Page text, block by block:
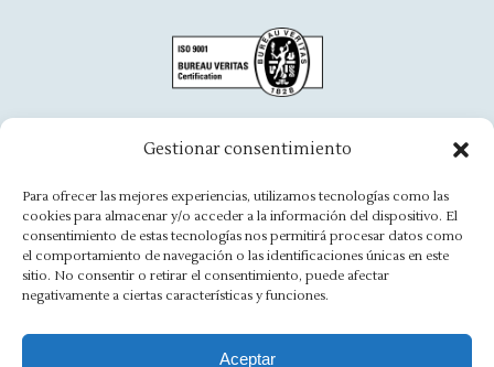
Gestionar consentimiento
Para ofrecer las mejores experiencias, utilizamos tecnologías como las
cookies para almacenar y/o acceder a la información del dispositivo. El
consentimiento de estas tecnologías nos permitirá procesar datos como
el comportamiento de navegación o las identificaciones únicas en este
sitio. No consentir o retirar el consentimiento, puede afectar
negativamente a ciertas características y funciones.
Aceptar
opensopens
in
opens
in
opens
in
new
opens
in
(+34) 974 500 949
ainsa@asesoriamorlan.com
Facebook
X
page
Rss
page
Linkedin
page
MailWebsite